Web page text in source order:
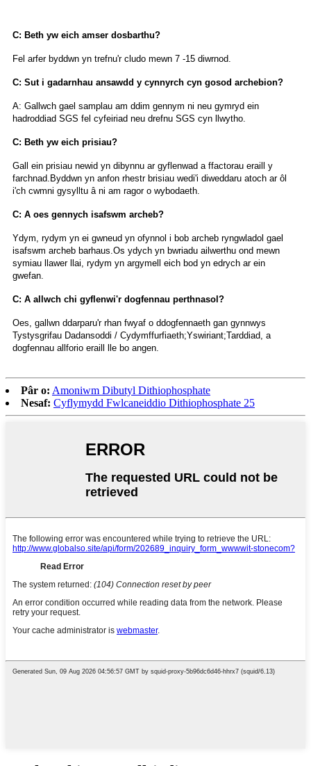
C: Beth yw eich amser dosbarthu?
Fel arfer byddwn yn trefnu'r cludo mewn 7 -15 diwrnod.
C: Sut i gadarnhau ansawdd y cynnyrch cyn gosod archebion?
A: Gallwch gael samplau am ddim gennym ni neu gymryd ein
hadroddiad SGS fel cyfeiriad neu drefnu SGS cyn llwytho.
C: Beth yw eich prisiau?
Gall ein prisiau newid yn dibynnu ar gyflenwad a ffactorau eraill y
farchnad.Byddwn yn anfon rhestr brisiau wedi'i diweddaru atoch ar ôl
i'ch cwmni gysylltu â ni am ragor o wybodaeth.
C: A oes gennych isafswm archeb?
Ydym, rydym yn ei gwneud yn ofynnol i bob archeb ryngwladol gael
isafswm archeb barhaus.Os ydych yn bwriadu ailwerthu ond mewn
symiau llawer llai, rydym yn argymell eich bod yn edrych ar ein
gwefan.
C: A allwch chi gyflenwi'r dogfennau perthnasol?
Oes, gallwn ddarparu'r rhan fwyaf o ddogfennaeth gan gynnwys
Tystysgrifau Dadansoddi / Cydymffurfiaeth;Yswiriant;Tarddiad, a
dogfennau allforio eraill lle bo angen.
Pâr o: Amoniwm Dibutyl Dithiophosphate
Nesaf: Cyflymydd Fwlcaneiddio Dithiophosphate 25